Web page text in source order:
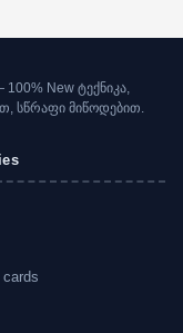
New ტექნიკა,
სწრაფი მიწოდებით.